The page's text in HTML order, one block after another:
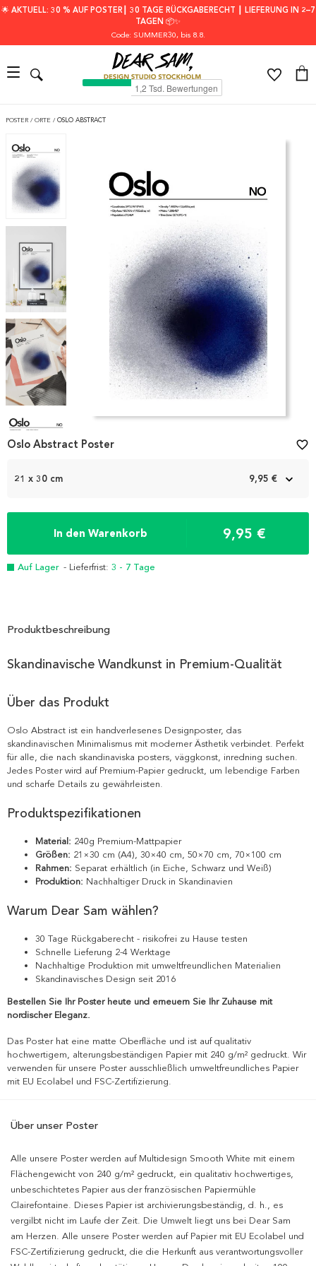
🌟 AKTUELL: 30 % AUF POSTER┃ 30 TAGE RÜCKGABERECHT ┃ LIEFERUNG IN 2–7
TAGEN 📦✨
Code: SUMMER30, bis 8.8.
POSTER / ORTE / OSLO ABSTRACT
1
21 x 30 cm 9,95 €
In den Warenkorb 9,95 €
Auf Lager - Lieferfrist: 3 - 7 Tage
Oslo Abstract Poster favorite_border
Produktbeschreibung
Skandinavische Wandkunst in Premium-Qualität
Über das Produkt
Oslo Abstract ist ein handverlesenes Designposter, das
skandinavischen Minimalismus mit moderner Ästhetik verbindet. Perfekt
für alle, die nach skandinaviska posters, väggkonst, inredning suchen.
Jedes Poster wird auf Premium-Papier gedruckt, um lebendige Farben
und scharfe Details zu gewährleisten.
Produktspezifikationen
Material: 240g Premium-Mattpapier
Größen: 21×30 cm (A4), 30×40 cm, 50×70 cm, 70×100 cm
Rahmen: Separat erhältlich (in Eiche, Schwarz und Weiß)
Produktion: Nachhaltiger Druck in Skandinavien
Warum Dear Sam wählen?
30 Tage Rückgaberecht - risikofrei zu Hause testen
Schnelle Lieferung 2-4 Werktage
Nachhaltige Produktion mit umweltfreundlichen Materialien
Skandinavisches Design seit 2016
Bestellen Sie Ihr Poster heute und erneuern Sie Ihr Zuhause mit
nordischer Eleganz.
Das Poster hat eine matte Oberfläche und ist auf qualitativ
hochwertigem, alterungsbeständigen Papier mit 240 g/m² gedruckt. Wir
verwenden für unsere Poster ausschließlich umweltfreundliches Papier
mit EU Ecolabel und FSC-Zertifizierung.
Über unser Poster
Alle unsere Poster werden auf Multidesign Smooth White mit einem
Flächengewicht von 240 g/m² gedruckt, ein qualitativ hochwertiges,
unbeschichtetes Papier aus der französischen Papiermühle
Clairefontaine. Dieses Papier ist archivierungsbeständig, d. h., es
vergilbt nicht im Laufe der Zeit. Die Umwelt liegt uns bei Dear Sam
am Herzen. Alle unsere Poster werden auf Papier mit EU Ecolabel und
FSC-Zertifizierung gedruckt, die die Herkunft aus verantwortungsvoller